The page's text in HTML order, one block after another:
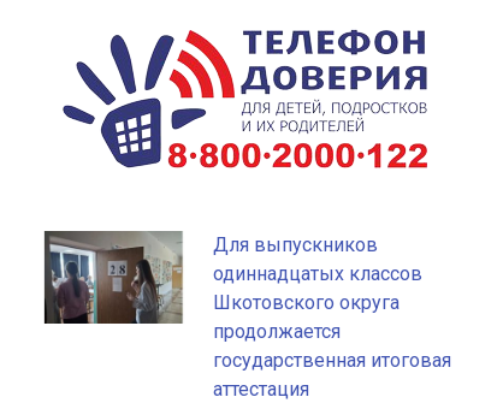
Для выпускников
одиннадцатых классов
Шкотовского округа
продолжается
государственная итоговая
аттестация